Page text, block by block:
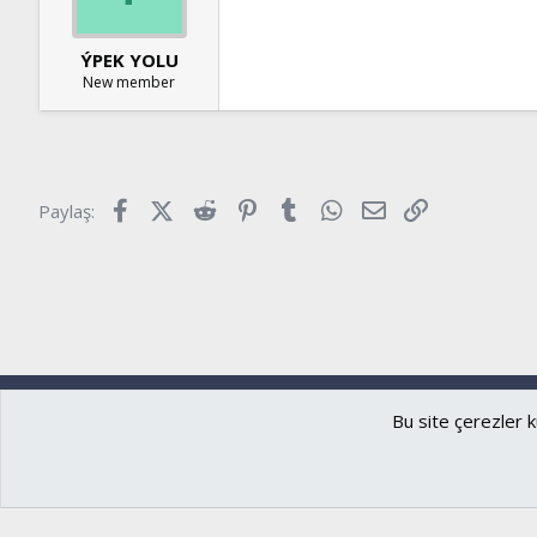
ÝPEK YOLU
New member
Paylaş: FacebookX (Twitter)
Reddit PinterestTumblrWhatsApp
E-posta
Bu site çerezler